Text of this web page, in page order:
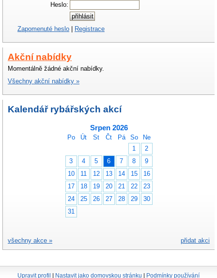
Heslo:
Zapomenuté heslo Registrace
Akční nabídky
Momentálně žádné akční nabídky.
Všechny akční nabídky »
Kalendář rybářských akcí
Srpen 2026
Po Út St Čt Pá So
Ne
1
2
3
4 5 6 7 8
9
10
11 12 13 14 15
16
17
18 19 20 21 22
23
24
25 26 27 28 29
30
31
přidat akci
všechny akce »
Upravit profil Nastavit jako domovskou stránku Podmínky používání